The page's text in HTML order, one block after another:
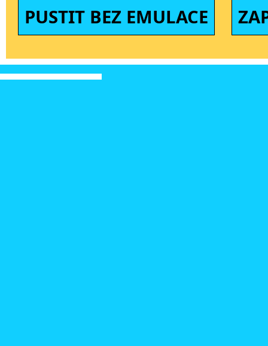
PUSTIT BEZ EMULACE